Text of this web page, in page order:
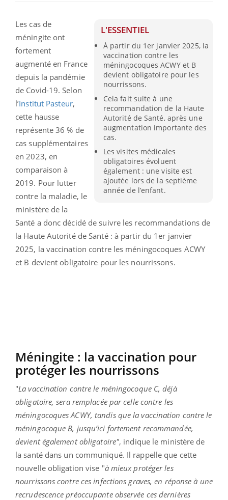
L'ESSENTIEL
À partir du 1er janvier 2025, la
vaccination contre les
méningocoques ACWY et B
devient obligatoire pour les
nourrissons.
Cela fait suite à une
recommandation de la Haute
Autorité de Santé, après une
augmentation importante des
cas.
Les visites médicales
obligatoires évoluent
également : une visite est
ajoutée lors de la septième
année de l’enfant.
Les cas de
méningite ont
fortement
augmenté en France
depuis la pandémie
de Covid-19. Selon
l’Institut Pasteur,
cette hausse
représente 36 % de
cas supplémentaires
en 2023, en
comparaison à
2019. Pour lutter
contre la maladie, le
ministère de la
Santé a donc décidé de suivre les recommandations de
la Haute Autorité de Santé : à partir du 1er janvier
2025, la vaccination contre les méningocoques ACWY
et B devient obligatoire pour les nourrissons.
Méningite : la vaccination pour
protéger les nourrissons
"La vaccination contre le méningocoque C, déjà
obligatoire, sera remplacée par celle contre les
méningocoques ACWY, tandis que la vaccination contre le
méningocoque B, jusqu’ici fortement recommandée,
devient également obligatoire", indique le ministère de
la santé dans un communiqué. Il rappelle que cette
nouvelle obligation vise "à mieux protéger les
nourrissons contre ces infections graves, en réponse à une
recrudescence préoccupante observée ces dernières